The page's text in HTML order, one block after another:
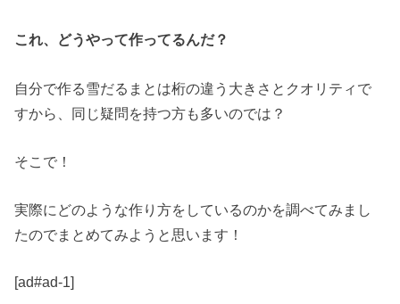
これ、どうやって作ってるんだ？
自分で作る雪だるまとは桁の違う大きさとクオリティで
すから、同じ疑問を持つ方も多いのでは？
そこで！
実際にどのような作り方をしているのかを調べてみまし
たのでまとめてみようと思います！
[ad#ad-1]